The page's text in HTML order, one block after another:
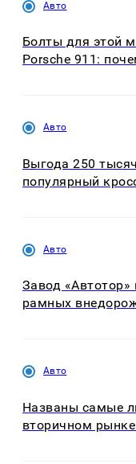
Авто
Болты для этой
Porsche 911:
Авто
Выгода 250
популярный
Авто
Завод «Автотор»
рамных
Авто
Названы самые
вторичном